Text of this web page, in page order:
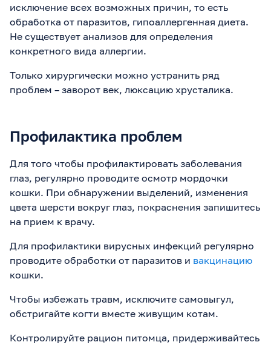
исключение всех возможных причин, то есть
обработка от паразитов, гипоаллергенная диета.
Не существует анализов для определения
конкретного вида аллергии.
Только хирургически можно устранить ряд
проблем – заворот век, люксацию хрусталика.
Профилактика проблем
Для того чтобы профилактировать заболевания
глаз, регулярно проводите осмотр мордочки
кошки. При обнаружении выделений, изменения
цвета шерсти вокруг глаз, покраснения запишитесь
на прием к врачу.
Для профилактики вирусных инфекций регулярно
проводите обработки от паразитов и вакцинацию
кошки.
Чтобы избежать травм, исключите самовыгул,
обстригайте когти вместе живущим котам.
Контролируйте рацион питомца, придерживайтесь